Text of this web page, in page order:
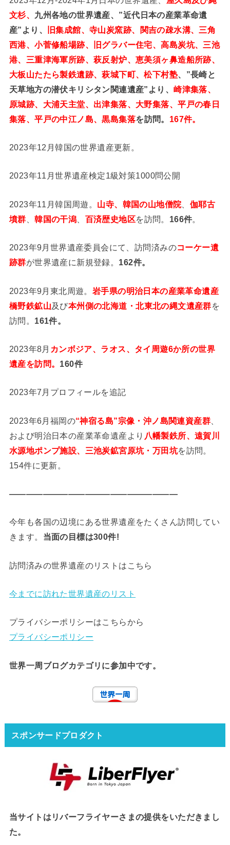
文杉、 九州各地の世界遺産、”近代日本の産業革命遺
産”より、
旧集成館、寺山炭窯跡、関吉の疎水溝、三角
西港、小菅修船場跡、旧グラバー住宅、高島炭坑、三池
港、三重津海軍所跡、萩反射炉、恵美須ヶ鼻造船所跡、
大板山たたら製鉄遺跡、萩城下町、松下村塾、”長崎と
天草地方の潜伏キリシタン関連遺産”より、崎津集落、
原城跡、大浦天主堂、出津集落、大野集落、平戸の春日
集落、平戸の中江ノ島、黒島集落を訪問。 167件。
2023年12月韓国の世界遺産更新。
2023年11月世界遺産検定1級対策1000問公開
2023年11月韓国周遊。 山寺、韓国の山地僧院、 伽耶古
墳群 、韓国の干潟 百済歴史地区を訪問。 166件。
2023年9月世界遺産委員会にて、訪問済みのコーケー遺
跡群が世界遺産に新規登録。 162件。
2023年9月東北周遊。 岩手県の明治日本の産業革命遺産
橋野鉄鉱山及び本州側の北海道・北東北の縄文遺産群を
訪問。 161件。
2023年8月 カンボジア、ラオス、タイ周遊6か所の世界
遺産を訪問。 160件
2023年7月プロフィールを追記
2023年6月福岡の“神宿る島”宗像・沖ノ島関連資産群
および明治日本の産業革命遺産より 八幡製鉄所、遠賀川
水源地ポンプ施設、三池炭鉱宮原坑・万田坑を訪問。
154件に更新。
————————————————————
今年も各国の辺境にある世界遺産をたくさん訪問してい
きます。 当面の目標は300件!
訪問済みの世界遺産のリストはこちら
今までに訪れた世界遺産のリスト
プライバシーポリシーはこちらから
プライバシーポリシー
世界一周ブログカテゴリに参加中です。
スポンサードプロダクト
当サイトはリバーフライヤーさまの提供をいただきまし
た。